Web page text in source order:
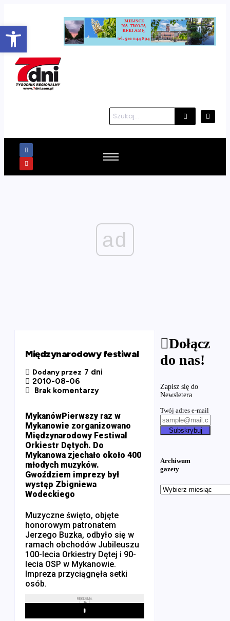
ad
Międzynarodowy festiwal
Dodany przez 7 dni
2010-08-06
Brak komentarzy
MykanówPierwszy raz w
Mykanowie zorganizowano
Międzynarodowy Festiwal
Orkiestr Dętych. Do
Mykanowa zjechało około 400
młodych muzyków.
Gwoździem imprezy był
występ Zbigniewa
Wodeckiego
Muzyczne święto, objęte
honorowym patronatem
Jerzego Buzka, odbyło się w
ramach obchodów Jubileuszu
100-lecia Orkiestry Dętej i 90-
lecia OSP w Mykanowie.
Impreza przyciągnęła setki
osób.
REKLAMA
Play
Dołącz
do nas!
Zapisz się do
Newsletera
Twój adres e-mail
Subskrybuj
Archiwum
gazety
Otwórz pasek narzędzi